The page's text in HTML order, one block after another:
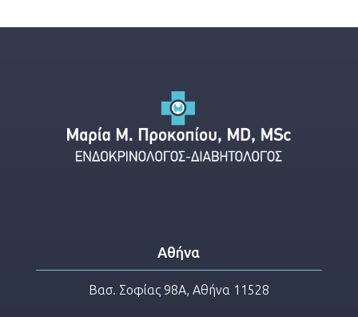
Αθήνα
Βασ. Σοφίας 98Α, Αθήνα 11528